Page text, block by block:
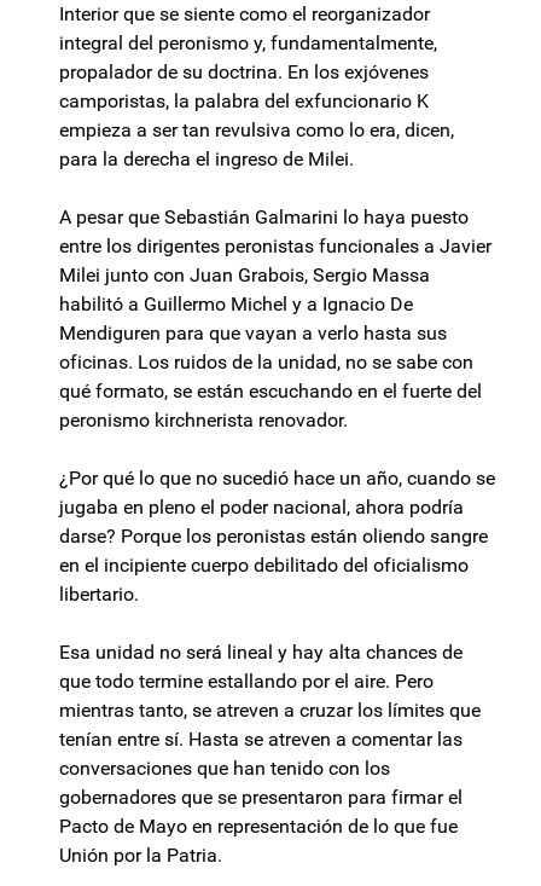
Interior que se siente como el reorganizador
integral del peronismo y, fundamentalmente,
propalador de su doctrina. En los exjóvenes
camporistas, la palabra del exfuncionario K
empieza a ser tan revulsiva como lo era, dicen,
para la derecha el ingreso de Milei.
A pesar que Sebastián Galmarini lo haya puesto
entre los dirigentes peronistas funcionales a Javier
Milei junto con Juan Grabois, Sergio Massa
habilitó a Guillermo Michel y a Ignacio De
Mendiguren para que vayan a verlo hasta sus
oficinas. Los ruidos de la unidad, no se sabe con
qué formato, se están escuchando en el fuerte del
peronismo kirchnerista renovador.
¿Por qué lo que no sucedió hace un año, cuando se
jugaba en pleno el poder nacional, ahora podría
darse? Porque los peronistas están oliendo sangre
en el incipiente cuerpo debilitado del oficialismo
libertario.
Esa unidad no será lineal y hay alta chances de
que todo termine estallando por el aire. Pero
mientras tanto, se atreven a cruzar los límites que
tenían entre sí. Hasta se atreven a comentar las
conversaciones que han tenido con los
gobernadores que se presentaron para firmar el
Pacto de Mayo en representación de lo que fue
Unión por la Patria.